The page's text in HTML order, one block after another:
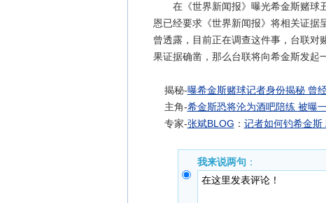
在《世界新闻报》曝光希金斯赌球
恩已经要求《世界新闻报》将相关证据
曾透露，目前正在调查这件事，台联对
果证据确凿，那么台联将向希金斯发起
揭秘-曝希金斯赌球记者身份揭秘 曾
主角-希金斯恐将沦为酒吧陪练 被曝
专家-张斌BLOG ： 记者如何钓希金斯
我来说两句 ：